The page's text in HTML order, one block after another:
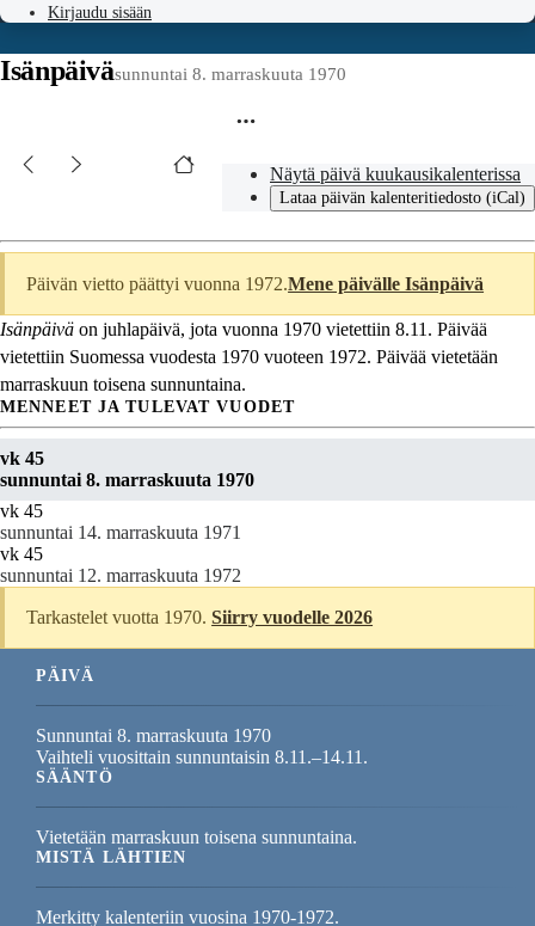
Kirjaudu sisään
Isänpäiväsunnuntai 8. marraskuuta 1970
Näytä päivä kuukausikalenterissa
Lataa päivän kalenteritiedosto (iCal)
Päivän vietto päättyi vuonna 1972.Mene päivälle Isänpäivä
Isänpäivä on juhlapäivä, jota vuonna 1970 vietettiin 8.11. Päivää
vietettiin Suomessa vuodesta 1970 vuoteen 1972. Päivää vietetään
marraskuun toisena sunnuntaina.
MENNEET JA TULEVAT VUODET
vk 45
sunnuntai 8. marraskuuta 1970
vk 45
sunnuntai 14. marraskuuta 1971
vk 45
sunnuntai 12. marraskuuta 1972
Tarkastelet vuotta 1970.Siirry vuodelle 2026
PÄIVÄ
Sunnuntai 8. marraskuuta 1970
Vaihteli vuosittain sunnuntaisin 8.11.–14.11.
SÄÄNTÖ
Vietetään marraskuun toisena sunnuntaina.
MISTÄ LÄHTIEN
Merkitty kalenteriin vuosina 1970-1972.